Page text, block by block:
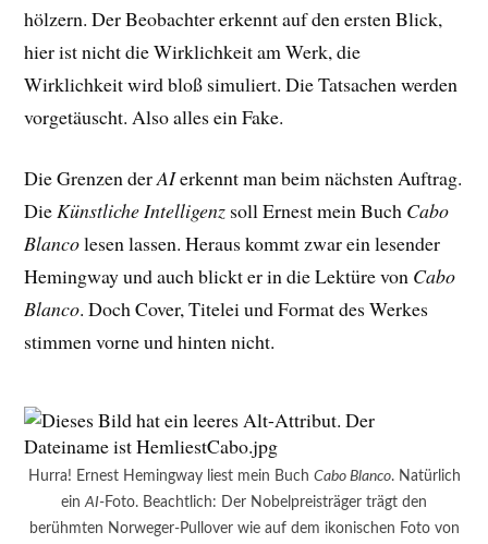
hölzern. Der Beobachter erkennt auf den ersten Blick,
hier ist nicht die Wirklichkeit am Werk, die
Wirklichkeit wird bloß simuliert. Die Tatsachen werden
vorgetäuscht. Also alles ein Fake.
Die Grenzen derAIerkennt man beim nächsten Auftrag.
DieKünstliche Intelligenz soll Ernest mein Buch Cabo
Blancolesen lassen. Heraus kommt zwar ein lesender
Hemingway und auch blickt er in die Lektüre von Cabo
Blanco. Doch Cover, Titelei und Format des Werkes
stimmen vorne und hinten nicht.
Hurra! Ernest Hemingway liest mein Buch Cabo Blanco. Natürlich
ein AI-Foto. Beachtlich: Der Nobelpreisträger trägt den
berühmten Norweger-Pullover wie auf dem ikonischen Foto von